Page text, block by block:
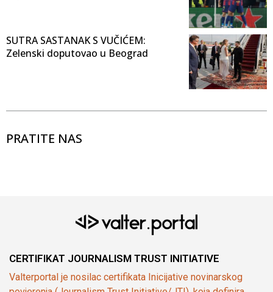
SUTRA SASTANAK S VUČIĆEM:
Zelenski doputovao u Beograd
PRATITE NAS
CERTIFIKAT JOURNALISM TRUST INITIATIVE
Valterportal je nosilac certifikata Inicijative novinarskog